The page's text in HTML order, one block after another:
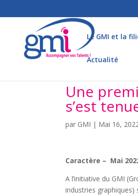
Le GMI et la
Actualité
Une
s’est
par GMI | Mai 16,
Caractère – Mai
A l’initiative du GMI
industries graphiques)